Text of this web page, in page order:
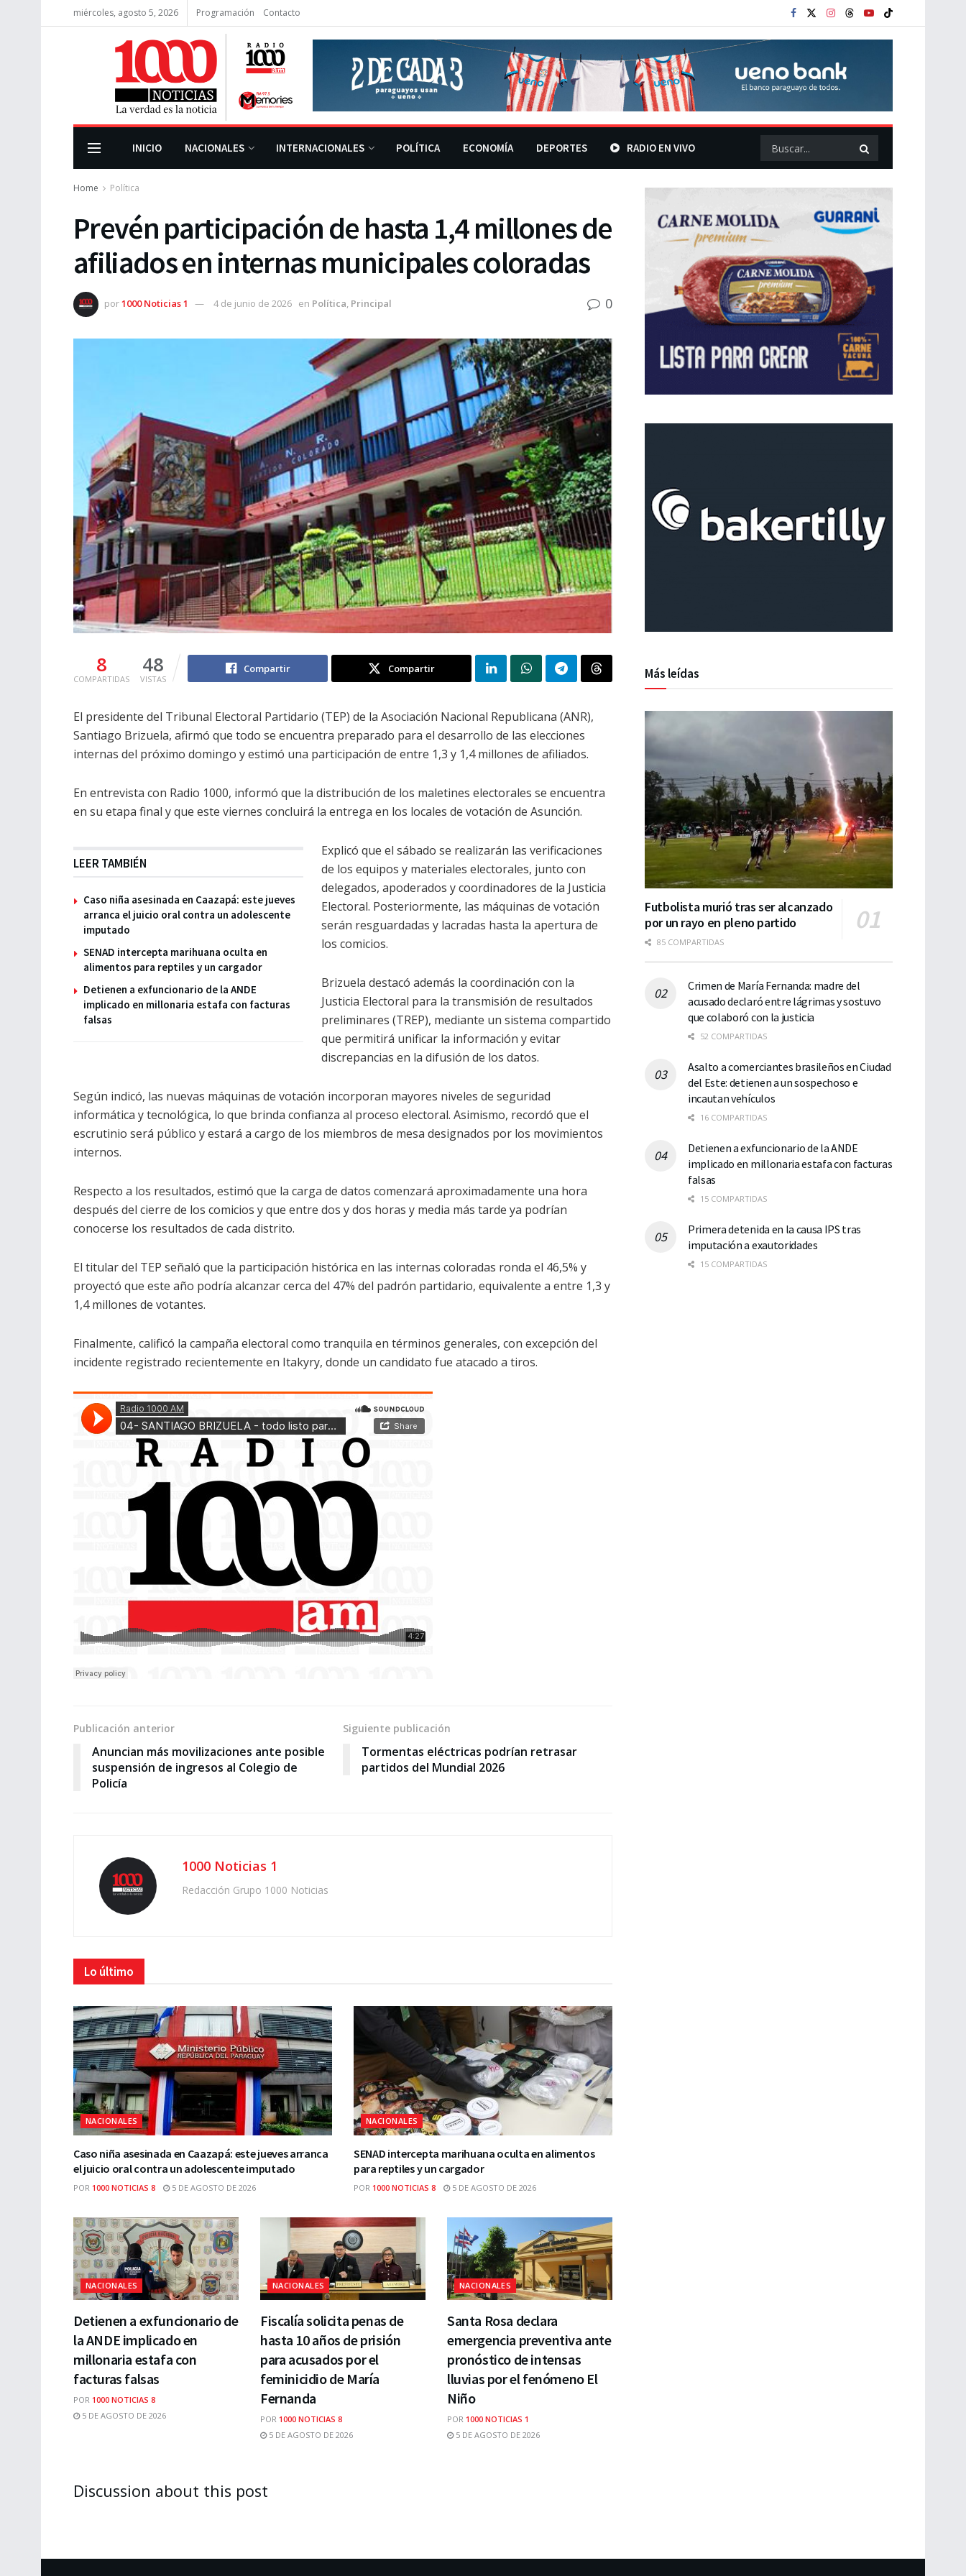
miércoles, agosto 5, 2026 Programación Contacto
INICIO NACIONALES INTERNACIONALES POLÍTICA ECONOMÍA DEPORTES RADIO EN VIVO
Home Política
Prevén participación de hasta 1,4 millones de
afiliados en internas municipales coloradas
por1000 Noticias 1 4 de junio de 2026 en Política, Principal 0
8
COMPARTIDAS
48
VISTAS
Compartir Compartir
El presidente del Tribunal Electoral Partidario (TEP) de la Asociación Nacional Republicana (ANR),
Santiago Brizuela, afirmó que todo se encuentra preparado para el desarrollo de las elecciones
internas del próximo domingo y estimó una participación de entre 1,3 y 1,4 millones de afiliados.
En entrevista con Radio 1000, informó que la distribución de los maletines electorales se encuentra
en su etapa final y que este viernes concluirá la entrega en los locales de votación de Asunción.
LEER TAMBIÉN
Caso niña asesinada en Caazapá: este jueves
arranca el juicio oral contra un adolescente
imputado
SENAD intercepta marihuana oculta en
alimentos para reptiles y un cargador
Detienen a exfuncionario de la ANDE
implicado en millonaria estafa con facturas
falsas
Explicó que el sábado se realizarán las verificaciones
de los equipos y materiales electorales, junto con
delegados, apoderados y coordinadores de la Justicia
Electoral. Posteriormente, las máquinas de votación
serán resguardadas y lacradas hasta la apertura de
los comicios.
Brizuela destacó además la coordinación con la
Justicia Electoral para la transmisión de resultados
preliminares (TREP), mediante un sistema compartido
que permitirá unificar la información y evitar
discrepancias en la difusión de los datos.
Según indicó, las nuevas máquinas de votación incorporan mayores niveles de seguridad
informática y tecnológica, lo que brinda confianza al proceso electoral. Asimismo, recordó que el
escrutinio será público y estará a cargo de los miembros de mesa designados por los movimientos
internos.
Respecto a los resultados, estimó que la carga de datos comenzará aproximadamente una hora
después del cierre de los comicios y que entre dos y dos horas y media más tarde ya podrían
conocerse los resultados de cada distrito.
El titular del TEP señaló que la participación histórica en las internas coloradas ronda el 46,5% y
proyectó que este año podría alcanzar cerca del 47% del padrón partidario, equivalente a entre 1,3 y
1,4 millones de votantes.
Finalmente, calificó la campaña electoral como tranquila en términos generales, con excepción del
incidente registrado recientemente en Itakyry, donde un candidato fue atacado a tiros.
Publicación anterior
Anuncian más movilizaciones ante posible
suspensión de ingresos al Colegio de
Policía
Siguiente publicación
Tormentas eléctricas podrían retrasar
partidos del Mundial 2026
1000 Noticias 1
Redacción Grupo 1000 Noticias
Lo último
NACIONALES
Caso niña asesinada en Caazapá: este jueves arranca
el juicio oral contra un adolescente imputado
POR 1000 NOTICIAS 8 5 DE AGOSTO DE 2026
NACIONALES
SENAD intercepta marihuana oculta en alimentos
para reptiles y un cargador
POR 1000 NOTICIAS 8 5 DE AGOSTO DE 2026
NACIONALES
Detienen a exfuncionario de
la ANDE implicado en
millonaria estafa con
facturas falsas
POR 1000 NOTICIAS 8
5 DE AGOSTO DE 2026
NACIONALES
Fiscalía solicita penas de
hasta 10 años de prisión
para acusados por el
feminicidio de María
Fernanda
POR 1000 NOTICIAS 8
5 DE AGOSTO DE 2026
NACIONALES
Santa Rosa declara
emergencia preventiva ante
pronóstico de intensas
lluvias por el fenómeno El
Niño
POR 1000 NOTICIAS 1
5 DE AGOSTO DE 2026
Discussion about this post
Más leídas
Futbolista murió tras ser alcanzado
por un rayo en pleno partido
85 COMPARTIDAS
Crimen de María Fernanda: madre del
acusado declaró entre lágrimas y sostuvo
que colaboró con la justicia
52 COMPARTIDAS
Asalto a comerciantes brasileños en Ciudad
del Este: detienen a un sospechoso e
incautan vehículos
16 COMPARTIDAS
Detienen a exfuncionario de la ANDE
implicado en millonaria estafa con facturas
falsas
15 COMPARTIDAS
Primera detenida en la causa IPS tras
imputación a exautoridades
15 COMPARTIDAS